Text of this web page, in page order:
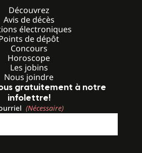
Découvrez
Avis de décès
électroniques
de dépôt
Concours
Horoscope
Les jobins
Nous joindre
gratuitement à notre
infolettre!
(Nécessaire)